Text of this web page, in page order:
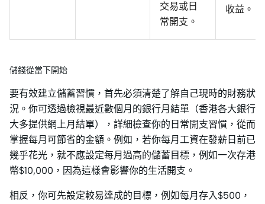
交易或日
常開支。
收益。
儲錢從當下開始
要有效建立儲蓄習慣，首先必須清楚了解自己現時的財務狀
況。你可透過檢視最近數個月的銀行月結單（香港各大銀行
大多提供網上月結單），詳細檢查你的日常開支習慣，從而
掌握每月可節省的金額。例如，若你每月工資在發薪日前已
幾乎花光，就不應設定每月過高的儲蓄目標，例如一次存港
幣$10,000，因為這樣會影響你的生活開支。
相反，你可先設定較易達成的目標，例如每月存入$500，